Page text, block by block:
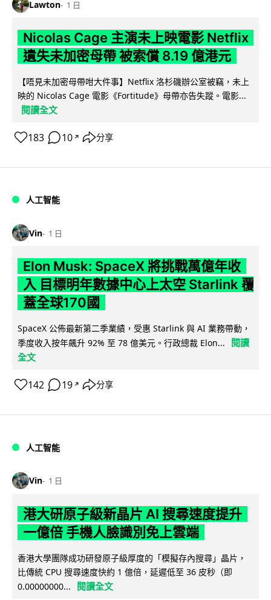
Lawton 1 日
Nicolas Cage 主演未上映電影 Netflix
遺失未加密母帶 被索償 8.19 億港元
【唔見未加密母帶咁大件事】Netflix 洛杉磯辦公室被竊，未上
映的 Nicolas Cage 電影《Fortitude》母帶亦告失蹤。電影...
閱讀全文
183 10 ↗ 分享
人工智能
Vin 1 日
Elon Musk: SpaceX 將挑戰萬億年收
入 目標明年數據中心上太空 Starlink 覆
蓋全球170國
SpaceX 公佈最新第二季業績，受惠 Starlink 與 AI 業務帶動，
季度收入按年飆升 92% 至 78 億美元。行政總裁 Elon...
閱讀
全文
142 19 ↗ 分享
人工智能
Vin 1 日
港大研原子級新晶片 AI 搜尋速度提升
一億倍 手機人臉識別免上雲端
香港大學團隊成功研發原子級厚度的「模擬存內搜尋」晶片，
比傳統 CPU 搜尋速度快約 1 億倍，延遲低至 36 皮秒（即
0.00000000...
閱讀全文